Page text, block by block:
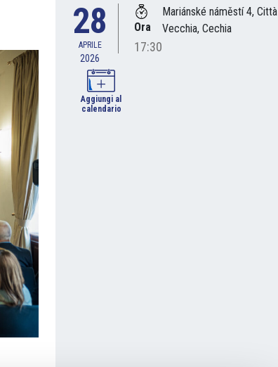
28
APRILE
2026
Ora
17:30
Mariánské náměstí 4, Città
Vecchia, Cechia
Aggiungi al
calendario